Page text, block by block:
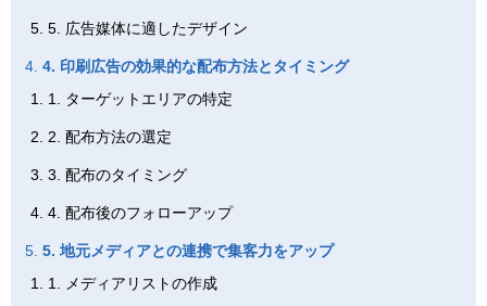
5. 広告媒体に適したデザイン
4. 印刷広告の効果的な配布方法とタイミング
1. ターゲットエリアの特定
2. 配布方法の選定
3. 配布のタイミング
4. 配布後のフォローアップ
5. 地元メディアとの連携で集客力をアップ
1. メディアリストの作成